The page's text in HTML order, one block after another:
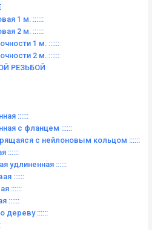
1 м. ::::::
2 м. ::::::
1 м. ::::::
2 м. ::::::
РЕЗЬБОЙ
::::::
с фланцем ::::::
с нейлоновым кольцом ::::::
::::::
удлиненная ::::::
::::::
::::::
::::::
дереву ::::::